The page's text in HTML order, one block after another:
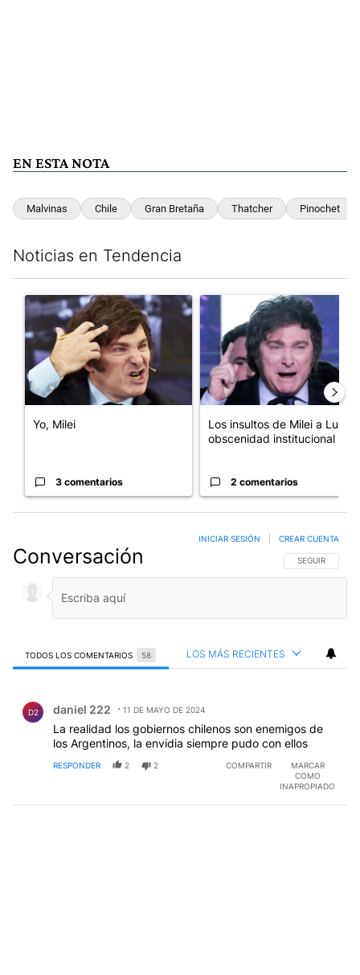
EN ESTA NOTA
Malvinas Chile Gran Bretaña Thatcher Pinochet
Noticias en Tendencia
Un artículo de tendencia con el título "Yo, Milei" con 3
Yo, Milei
3 comentarios
Un artículo de tendencia con
Los insultos de Milei a Lula:
obscenidad institucional
2 comentarios
Conversación SIGA ESTA
SEGUIR
INICIAR SESIÓN CREAR CUENTA
TODOS LOS COMENTARIOS 58 LOS MÁS RECIENTES
D2 daniel 222 11 DE MAYO DE 2024
La realidad los gobiernos chilenos son enemigos de
los Argentinos, la envidia siempre pudo con ellos
RESPONDER 2 2 COMPARTIR
MARCAR
COMO
INAPROPIADO